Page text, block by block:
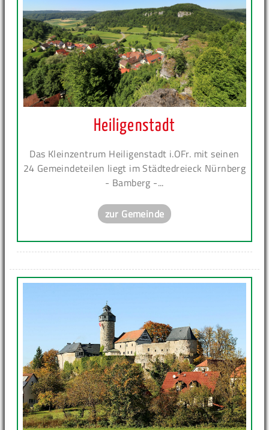
Heiligenstadt
Das Kleinzentrum Heiligenstadt i.OFr. mit seinen
24 Gemeindeteilen liegt im Städtedreieck Nürnberg
- Bamberg -...
zur Gemeinde